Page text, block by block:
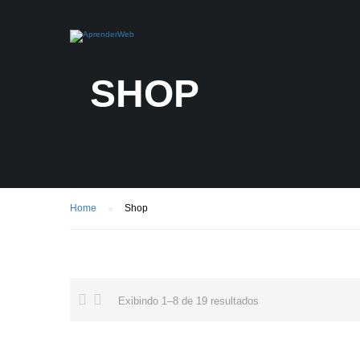
SHOP
Home Shop
Exibindo 1–8 de 19 resultados